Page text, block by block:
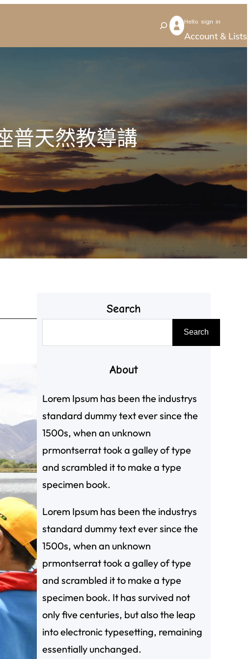
S
e
Hello sign in
Account & Lists
普天然教導講
Search
尋
Search
About
Lorem Ipsum has been the industrys
standard dummy text ever since the
1500s, when an unknown
prmontserrat took a galley of type
and scrambled it to make a type
specimen book.
Lorem Ipsum has been the industrys
standard dummy text ever since the
1500s, when an unknown
prmontserrat took a galley of type
and scrambled it to make a type
specimen book. It has survived not
only five centuries, but also the leap
into electronic typesetting, remaining
essentially unchanged.